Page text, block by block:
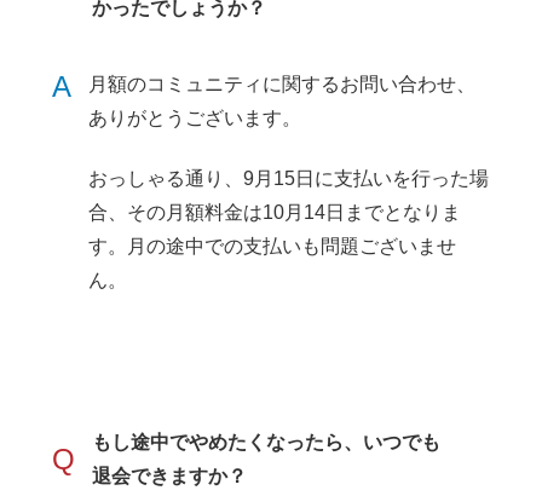
かったでしょうか？
A
月額のコミュニティに関するお問い合わせ、
ありがとうございます。
おっしゃる通り、9月15日に支払いを行った場
合、その月額料金は10月14日までとなりま
す。月の途中での支払いも問題ございませ
ん。
Q
もし途中でやめたくなったら、いつでも
退会できますか？